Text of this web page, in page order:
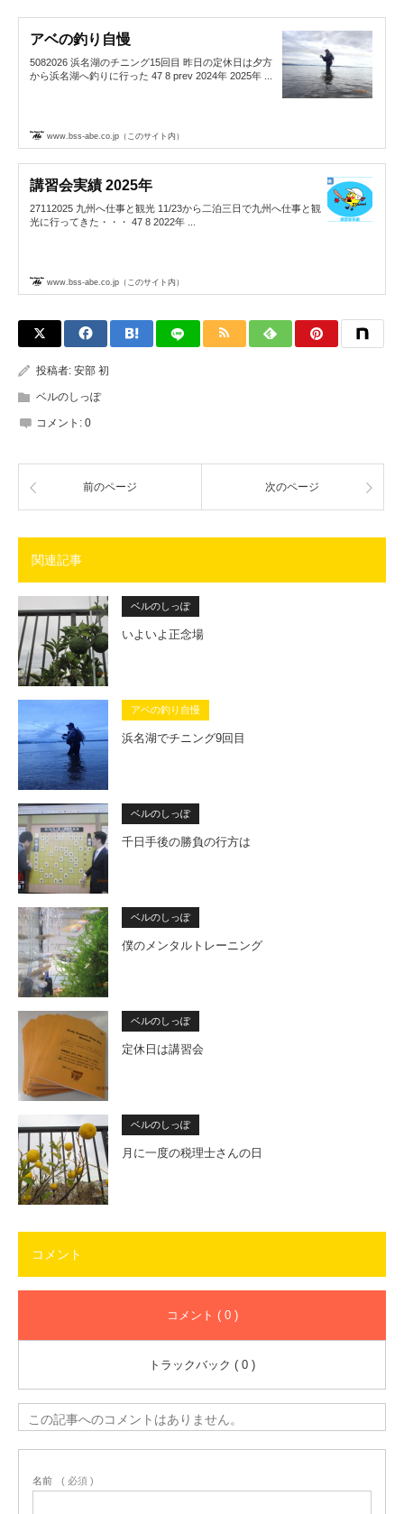
アベの釣り自慢
5082026 浜名湖のチニング15回目 昨日の定休日は夕方
から浜名湖へ釣りに行った 47 8 prev 2024年 2025年 ...
www.bss-abe.co.jp（このサイト内）
講習会実績 2025年
27112025 九州へ仕事と観光 11/23から二泊三日で九州へ仕事と観
光に行ってきた・・・ 47 8 2022年 ...
www.bss-abe.co.jp（このサイト内）
投稿者: 安部 初
ベルのしっぽ
コメント: 0
前のページ 次のページ
関連記事
ベルのしっぽ
いよいよ正念場
アベの釣り自慢
浜名湖でチニング9回目
ベルのしっぽ
千日手後の勝負の行方は
ベルのしっぽ
僕のメンタルトレーニング
ベルのしっぽ
定休日は講習会
ベルのしっぽ
月に一度の税理士さんの日
コメント
コメント ( 0 )
トラックバック ( 0 )
この記事へのコメントはありません。
名前 ( 必須 )